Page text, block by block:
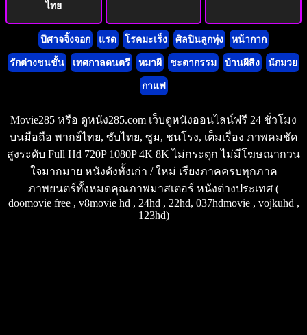
ไทย
ปีศาจจิ้งจอก แรด โรคมะเร็ง ศิลปินลูกทุ่ง หน้ากาก
รักต่างชนชั้น เทศกาลดนตรี หมาผี ชะตากรรม บ้านผีสิง นักมวย
กาแฟ
Movie285 หรือ ดูหนัง285.com เว็บดูหนังออนไลน์ฟรี 24 ชั่วโมง
บนมือถือ พากย์ไทย, ซับไทย, ซูม, ชนโรง, เต็มเรื่อง ภาพคมชัด
สูงระดับ Full Hd 720P 1080P 4K 8K ไม่กระตุก ไม่มีโฆษณากวน
ใจมากมาย หนังดังทั้งเก่า / ใหม่ เรียงภาคครบทุกภาค
ภาพยนตร์ทั้งหมดคุณภาพมาสเตอร์ หนังต่างประเทศ (
doomovie free , v8movie hd , 24hd , 22hd, 037hdmovie , vojkuhd ,
123hd)